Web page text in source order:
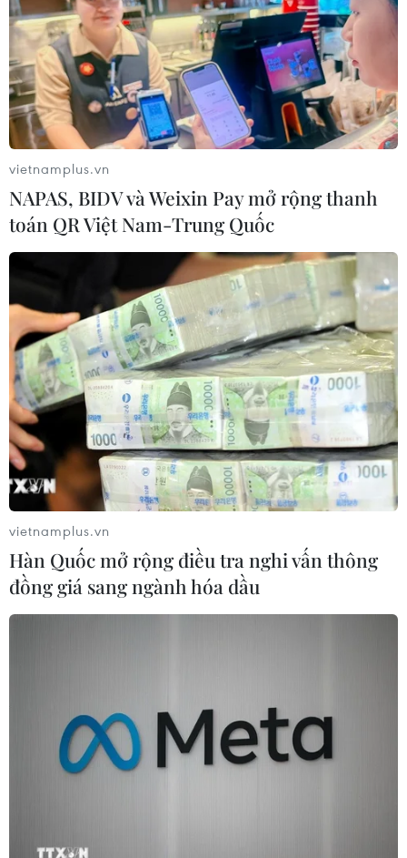
vietnamplus.vn
NAPAS, BIDV và Weixin Pay mở rộng thanh
toán QR Việt Nam-Trung Quốc
vietnamplus.vn
Hàn Quốc mở rộng điều tra nghi vấn thông
đồng giá sang ngành hóa dầu